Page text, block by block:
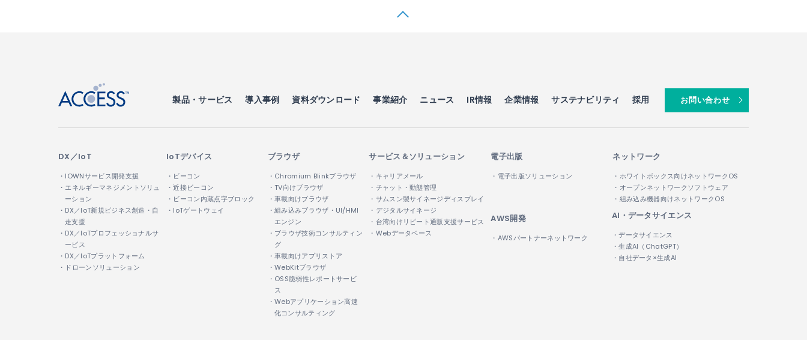
製品・サービス 導入事例 資料ダウンロード 事業紹介 ニュース IR情報 企業情報 サステナビリティ 採用 お問い合わせ
DX／IoT
・IOWNサービス開発支援
・エネルギーマネジメントソリュ
ーション
・DX／IoT新規ビジネス創造・自
走支援
・DX／IoTプロフェッショナルサ
ービス
・DX／IoTプラットフォーム
・ドローンソリューション
IoTデバイス
・ビーコン
・近接ビーコン
・ビーコン内蔵点字ブロック
・IoTゲートウェイ
ブラウザ
・Chromium Blinkブラウザ
・TV向けブラウザ
・車載向けブラウザ
・組み込みブラウザ・UI/HMI
エンジン
・ブラウザ技術コンサルティン
グ
・車載向けアプリストア
・WebKitブラウザ
・OSS脆弱性レポートサービ
ス
・Webアプリケーション高速
化コンサルティング
サービス＆ソリューション
・キャリアメール
・チャット・動態管理
・サムスン製サイネージディスプレイ
・デジタルサイネージ
・台湾向けリピート通販支援サービス
・Webデータベース
電子出版
・電子出版ソリューション
ネットワーク
・ホワイトボックス向けネットワークOS
・オープンネットワークソフトウェア
・組み込み機器向けネットワークOS
AWS開発
・AWSパートナーネットワーク
AI・データサイエンス
・データサイエンス
・生成AI（ChatGPT）
・自社データ×生成AI